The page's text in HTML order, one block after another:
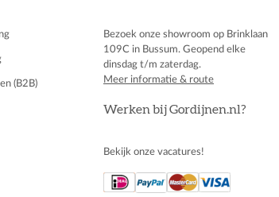
Bezoek onze showroom op Brinklaan
109C in Bussum. Geopend elke
dinsdag t/m zaterdag.
Meer informatie & route
Werken bij Gordijnen.nl?
Bekijk onze vacatures!
(B2B)